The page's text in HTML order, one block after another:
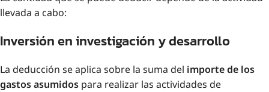
llevada a cabo:
Inversión en investigación y desarrollo
La deducción se aplica sobre la suma del importe de los
gastos asumidos para realizar las actividades de